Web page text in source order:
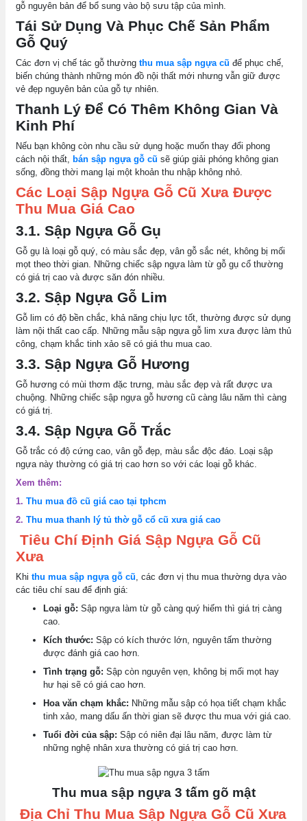
gỗ nguyên bản để bổ sung vào bộ sưu tập của mình.
Tái Sử Dụng Và Phục Chế Sản Phẩm
Gỗ Quý
Các đơn vị chế tác gỗ thường thu mua sập ngựa cũ để phục chế,
biến chúng thành những món đồ nội thất mới nhưng vẫn giữ được
vẻ đẹp nguyên bản của gỗ tự nhiên.
Thanh Lý Để Có Thêm Không Gian Và
Kinh Phí
Nếu bạn không còn nhu cầu sử dụng hoặc muốn thay đổi phong
cách nội thất, bán sập ngựa gỗ cũ sẽ giúp giải phóng không gian
sống, đồng thời mang lại một khoản thu nhập không nhỏ.
Các Loại Sập Ngựa Gỗ Cũ Xưa Được
Thu Mua Giá Cao
3.1. Sập Ngựa Gỗ Gụ
Gỗ gụ là loại gỗ quý, có màu sắc đẹp, vân gỗ sắc nét, không bị mối
mọt theo thời gian. Những chiếc sập ngựa làm từ gỗ gụ cổ thường
có giá trị cao và được săn đón nhiều.
3.2. Sập Ngựa Gỗ Lim
Gỗ lim có độ bền chắc, khả năng chịu lực tốt, thường được sử dụng
làm nội thất cao cấp. Những mẫu sập ngựa gỗ lim xưa được làm thủ
công, chạm khắc tinh xảo sẽ có giá thu mua cao.
3.3. Sập Ngựa Gỗ Hương
Gỗ hương có mùi thơm đặc trưng, màu sắc đẹp và rất được ưa
chuộng. Những chiếc sập ngựa gỗ hương cũ càng lâu năm thì càng
có giá trị.
3.4. Sập Ngựa Gỗ Trắc
Gỗ trắc có độ cứng cao, vân gỗ đẹp, màu sắc độc đáo. Loại sập
ngựa này thường có giá trị cao hơn so với các loại gỗ khác.
Xem thêm:
1. Thu mua đồ cũ giá cao tại tphcm
2. Thu mua thanh lý tủ thờ gỗ cổ cũ xưa giá cao
Tiêu Chí Định Giá Sập Ngựa Gỗ Cũ
Xưa
Khi thu mua sập ngựa gỗ cũ, các đơn vị thu mua thường dựa vào
các tiêu chí sau để định giá:
Loại gỗ: Sập ngựa làm từ gỗ càng quý hiếm thì giá trị càng
cao.
Kích thước: Sập có kích thước lớn, nguyên tấm thường
được đánh giá cao hơn.
Tình trạng gỗ: Sập còn nguyên vẹn, không bị mối mọt hay
hư hại sẽ có giá cao hơn.
Hoa văn chạm khắc: Những mẫu sập có họa tiết chạm khắc
tinh xảo, mang dấu ấn thời gian sẽ được thu mua với giá cao.
Tuổi đời của sập: Sập có niên đại lâu năm, được làm từ
những nghệ nhân xưa thường có giá trị cao hơn.
Thu mua sập ngựa 3 tấm gõ mật
Địa Chỉ Thu Mua Sập Ngựa Gỗ Cũ Xưa